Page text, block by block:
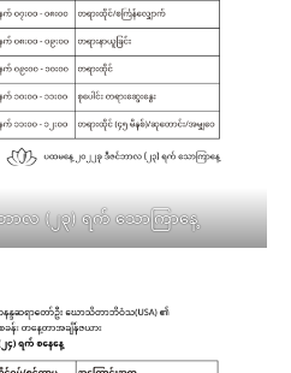
ာလ (၂၃) ရက် သောကြာနေ့